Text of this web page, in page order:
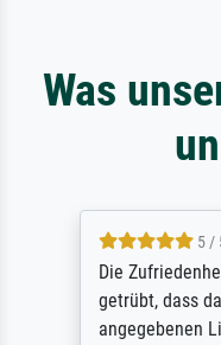
Was
5 /
Die
getrübt, dass
angegebenen